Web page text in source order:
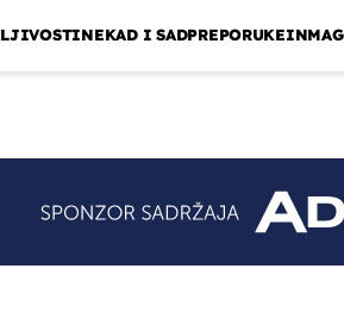
NEKAD I SADPREPORUKE